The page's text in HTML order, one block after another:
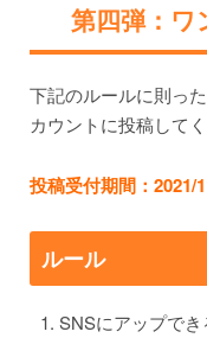
第四弾：ワ
下記のルールに則っ
カウントに投稿してく
投稿受付期間：2021/
ルール
SNSにアップで